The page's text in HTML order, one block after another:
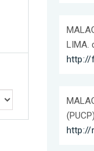
LIMA.
http://
http://